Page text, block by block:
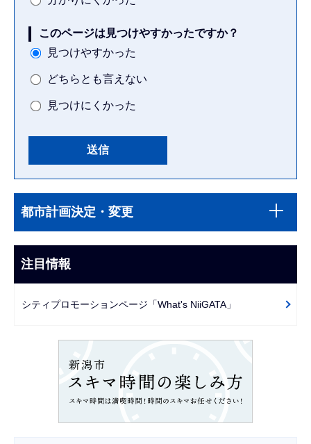
このページは見つけやすかったですか？
見つけやすかった
どちらとも言えない
見つけにくかった
文
こ
ま
で
サ
ブ
ビ
ゲ
ー
都市計画決定・変更
注目情報
シティプロモーションページ「What's NiiGATA」